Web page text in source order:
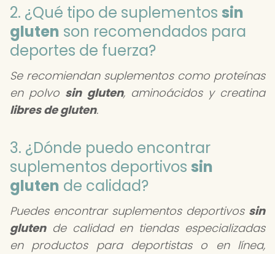
2. ¿Qué tipo de suplementos sin
gluten son recomendados para
deportes de fuerza?
Se recomiendan suplementos como proteínas
en polvo sin gluten, aminoácidos y creatina
libres de gluten.
3. ¿Dónde puedo encontrar
suplementos deportivos sin
gluten de calidad?
Puedes encontrar suplementos deportivos sin
glutende calidad en tiendas especializadas
en productos para deportistas o en línea,